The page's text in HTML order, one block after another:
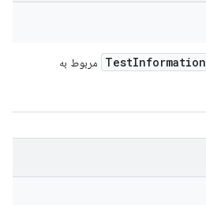
TestInformation
مربوط به